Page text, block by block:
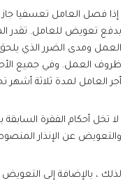
إذا فصل العامل تعسفيا
بدفع تعويض للعامل. تقدر
العمل ومدى الضرر الذي
ظروف العمل. وفي جميع
أجر العامل لمدة ثلاثة
لا تخل أحكام الفقرة
والتعويض عن الإنذار
لذلك ، بالإضافة إلى